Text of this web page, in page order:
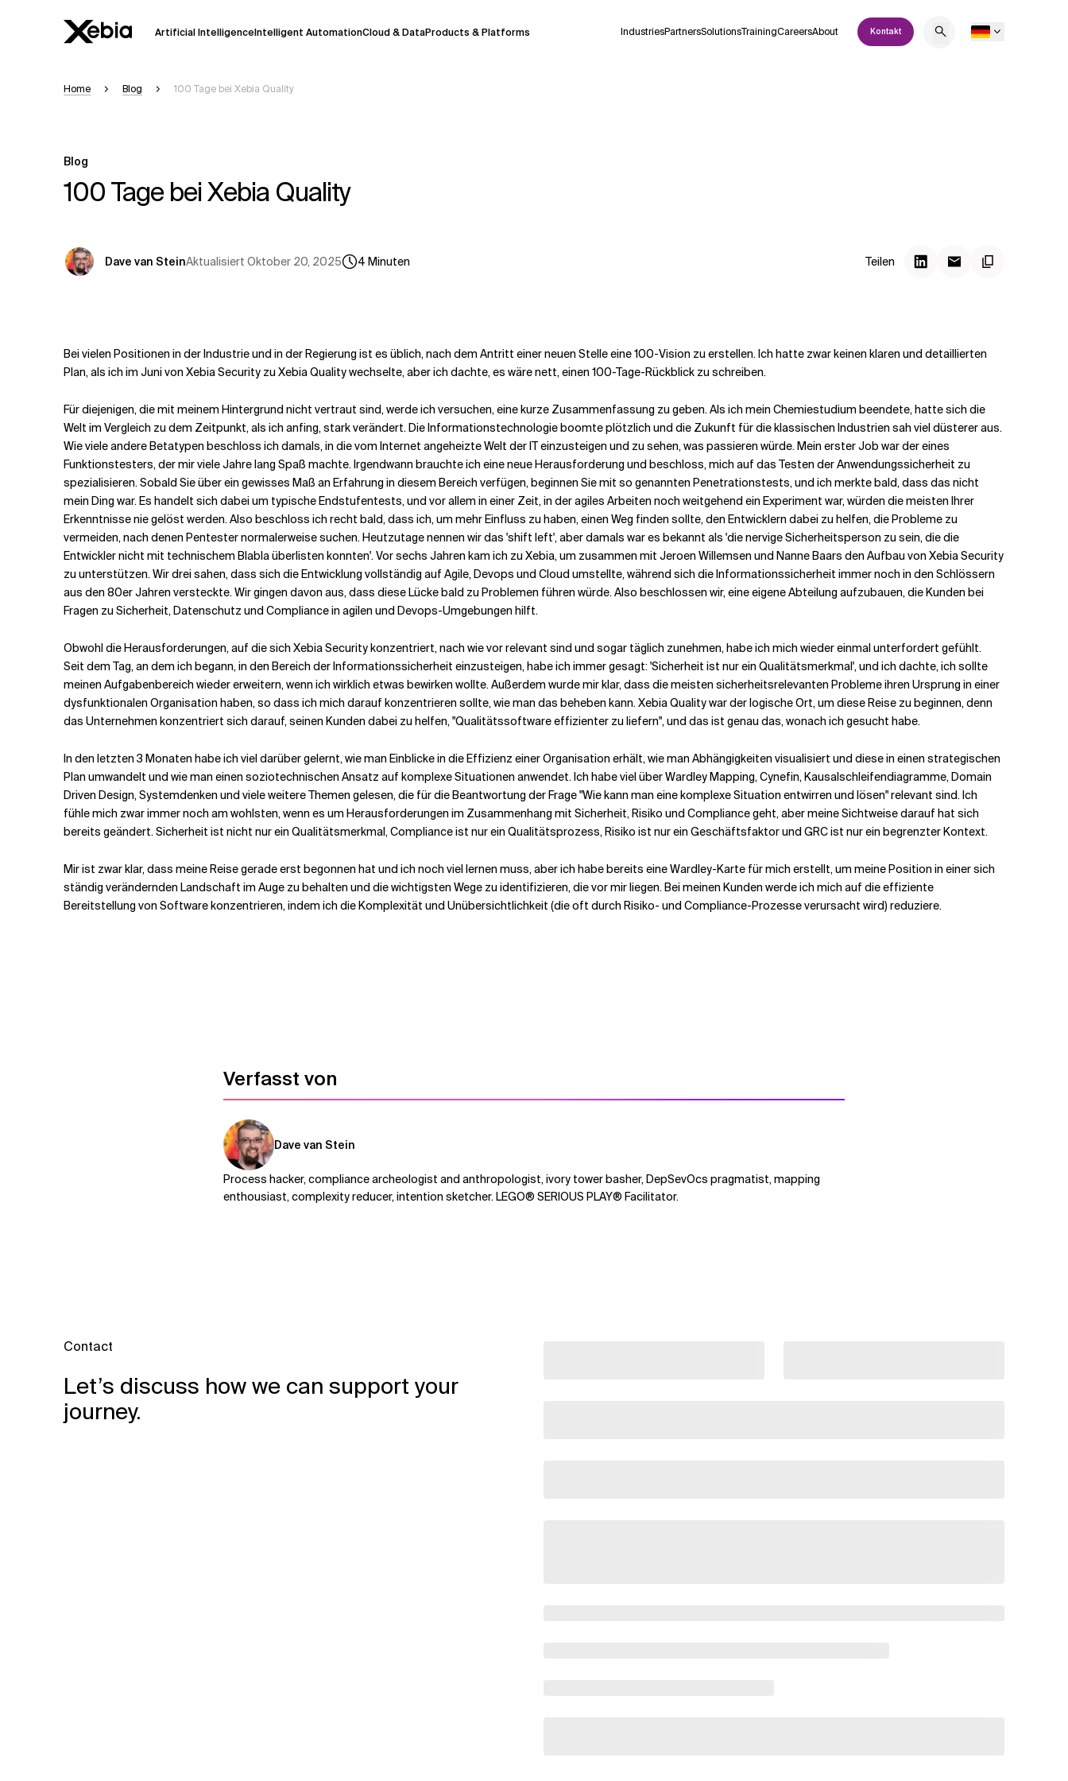
Artificial IntelligenceIntelligent AutomationCloud & DataProducts & Platforms IndustriesPartnersSolutionsTrainingCareersAbout Kontakt
Ai Übersicht
Bitte überprüfen Sie wichtige Informationen, bevor Sie Entscheidungen treffen oder
Home Blog 100 Tage bei Xebia Quality
Blog
100 Tage bei Xebia Quality
Dave van SteinAktualisiert Oktober 20, 2025 4 Minuten Teilen
Bei vielen Positionen in der Industrie und in der Regierung ist es üblich, nach dem Antritt einer neuen Stelle eine 100-Vision zu erstellen. Ich hatte zwar keinen klaren und detaillierten
Plan, als ich im Juni von Xebia Security zu Xebia Quality wechselte, aber ich dachte, es wäre nett, einen 100-Tage-Rückblick zu schreiben.
Für diejenigen, die mit meinem Hintergrund nicht vertraut sind, werde ich versuchen, eine kurze Zusammenfassung zu geben. Als ich mein Chemiestudium beendete, hatte sich die
Welt im Vergleich zu dem Zeitpunkt, als ich anfing, stark verändert. Die Informationstechnologie boomte plötzlich und die Zukunft für die klassischen Industrien sah viel düsterer aus.
Wie viele andere Betatypen beschloss ich damals, in die vom Internet angeheizte Welt der IT einzusteigen und zu sehen, was passieren würde. Mein erster Job war der eines
Funktionstesters, der mir viele Jahre lang Spaß machte. Irgendwann brauchte ich eine neue Herausforderung und beschloss, mich auf das Testen der Anwendungssicherheit zu
spezialisieren. Sobald Sie über ein gewisses Maß an Erfahrung in diesem Bereich verfügen, beginnen Sie mit so genannten Penetrationstests, und ich merkte bald, dass das nicht
mein Ding war. Es handelt sich dabei um typische Endstufentests, und vor allem in einer Zeit, in der agiles Arbeiten noch weitgehend ein Experiment war, würden die meisten Ihrer
Erkenntnisse nie gelöst werden. Also beschloss ich recht bald, dass ich, um mehr Einfluss zu haben, einen Weg finden sollte, den Entwicklern dabei zu helfen, die Probleme zu
vermeiden, nach denen Pentester normalerweise suchen. Heutzutage nennen wir das 'shift left', aber damals war es bekannt als 'die nervige Sicherheitsperson zu sein, die die
Entwickler nicht mit technischem Blabla überlisten konnten'. Vor sechs Jahren kam ich zu Xebia, um zusammen mit Jeroen Willemsen und Nanne Baars den Aufbau von Xebia Security
zu unterstützen. Wir drei sahen, dass sich die Entwicklung vollständig auf Agile, Devops und Cloud umstellte, während sich die Informationssicherheit immer noch in den Schlössern
aus den 80er Jahren versteckte. Wir gingen davon aus, dass diese Lücke bald zu Problemen führen würde. Also beschlossen wir, eine eigene Abteilung aufzubauen, die Kunden bei
Fragen zu Sicherheit, Datenschutz und Compliance in agilen und Devops-Umgebungen hilft.
Obwohl die Herausforderungen, auf die sich Xebia Security konzentriert, nach wie vor relevant sind und sogar täglich zunehmen, habe ich mich wieder einmal unterfordert gefühlt.
Seit dem Tag, an dem ich begann, in den Bereich der Informationssicherheit einzusteigen, habe ich immer gesagt: 'Sicherheit ist nur ein Qualitätsmerkmal', und ich dachte, ich sollte
meinen Aufgabenbereich wieder erweitern, wenn ich wirklich etwas bewirken wollte. Außerdem wurde mir klar, dass die meisten sicherheitsrelevanten Probleme ihren Ursprung in einer
dysfunktionalen Organisation haben, so dass ich mich darauf konzentrieren sollte, wie man das beheben kann. Xebia Quality war der logische Ort, um diese Reise zu beginnen, denn
das Unternehmen konzentriert sich darauf, seinen Kunden dabei zu helfen, "Qualitätssoftware effizienter zu liefern", und das ist genau das, wonach ich gesucht habe.
In den letzten 3 Monaten habe ich viel darüber gelernt, wie man Einblicke in die Effizienz einer Organisation erhält, wie man Abhängigkeiten visualisiert und diese in einen strategischen
Plan umwandelt und wie man einen soziotechnischen Ansatz auf komplexe Situationen anwendet. Ich habe viel über Wardley Mapping, Cynefin, Kausalschleifendiagramme, Domain
Driven Design, Systemdenken und viele weitere Themen gelesen, die für die Beantwortung der Frage "Wie kann man eine komplexe Situation entwirren und lösen" relevant sind. Ich
fühle mich zwar immer noch am wohlsten, wenn es um Herausforderungen im Zusammenhang mit Sicherheit, Risiko und Compliance geht, aber meine Sichtweise darauf hat sich
bereits geändert. Sicherheit ist nicht nur ein Qualitätsmerkmal, Compliance ist nur ein Qualitätsprozess, Risiko ist nur ein Geschäftsfaktor und GRC ist nur ein begrenzter Kontext.
Mir ist zwar klar, dass meine Reise gerade erst begonnen hat und ich noch viel lernen muss, aber ich habe bereits eine Wardley-Karte für mich erstellt, um meine Position in einer sich
ständig verändernden Landschaft im Auge zu behalten und die wichtigsten Wege zu identifizieren, die vor mir liegen. Bei meinen Kunden werde ich mich auf die effiziente
Bereitstellung von Software konzentrieren, indem ich die Komplexität und Unübersichtlichkeit (die oft durch Risiko- und Compliance-Prozesse verursacht wird) reduziere.
Verfasst von
Dave van Stein
Process hacker, compliance archeologist and anthropologist, ivory tower basher, DepSevOcs pragmatist, mapping
enthousiast, complexity reducer, intention sketcher. LEGO® SERIOUS PLAY® Facilitator.
Contact
Let’s discuss how we can support your
journey.